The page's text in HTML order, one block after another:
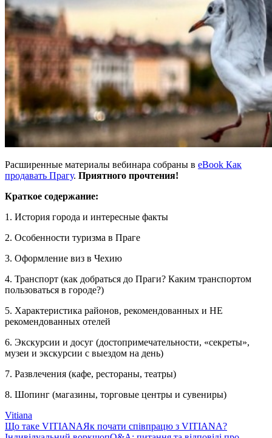
Расширенные материалы вебинара собраны в eBook Как
продавать Прагу. Приятного прочтения!
Краткое содержание:
1. История города и интересные факты
2. Особенности туризма в Праге
3. Оформление виз в Чехию
4. Транспорт (как добраться до Праги? Каким транспортом
пользоваться в городе?)
5. Характеристика районов, рекомендованных и НЕ
рекомендованных отелей
6. Экскурсии и досуг (достопримечательности, «секреты»,
музеи и экскурсии с выездом на день)
7. Развлечения (кафе, рестораны, театры)
8. Шопинг (магазины, торговые центры и сувениры)
Vitiana
Що таке VITIANAЯк почати співпрацю з VITIANA?